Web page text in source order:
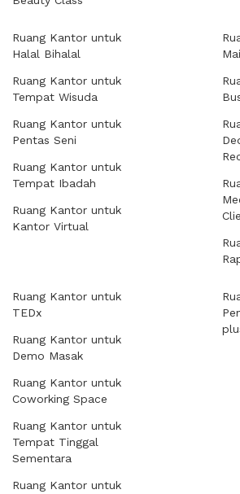
Ruang Kantor untuk
Halal Bihalal
Ruang Kantor untuk
Tempat Wisuda
Ruang Kantor untuk
Pentas Seni
Ruang Kantor untuk
Tempat Ibadah
Ruang Kantor untuk
Kantor Virtual
Ruang Kantor untuk
TEDx
Ruang Kantor untuk
Demo Masak
Ruang Kantor untuk
Coworking Space
Ruang Kantor untuk
Tempat Tinggal
Sementara
Ruang Kantor untuk